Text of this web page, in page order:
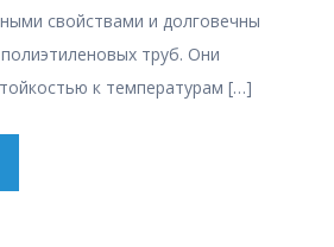
свойствами и долговечны
труб. Они
к температурам […]